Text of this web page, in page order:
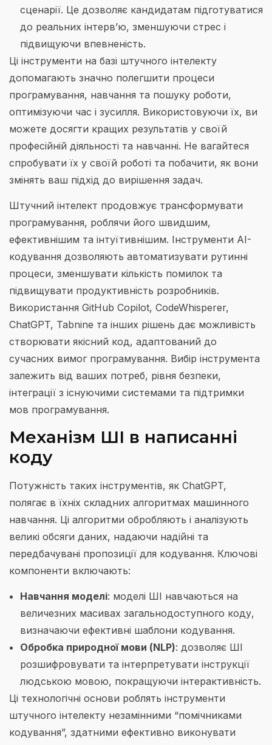
сценарії. Це дозволяє кандидатам підготуватися
до реальних інтерв’ю, зменшуючи стрес і
підвищуючи впевненість.
Ці інструменти на базі штучного інтелекту
допомагають значно полегшити процеси
програмування, навчання та пошуку роботи,
оптимізуючи час і зусилля. Використовуючи їх, ви
можете досягти кращих результатів у своїй
професійній діяльності та навчанні. Не вагайтеся
спробувати їх у своїй роботі та побачити, як вони
змінять ваш підхід до вирішення задач.
Штучний інтелект продовжує трансформувати
програмування, роблячи його швидшим,
ефективнішим та інтуїтивнішим. Інструменти AI-
кодування дозволяють автоматизувати рутинні
процеси, зменшувати кількість помилок та
підвищувати продуктивність розробників.
Використання GitHub Copilot, CodeWhisperer,
ChatGPT, Tabnine та інших рішень дає можливість
створювати якісний код, адаптований до
сучасних вимог програмування. Вибір інструмента
залежить від ваших потреб, рівня безпеки,
інтеграції з існуючими системами та підтримки
мов програмування.
Механізм ШІ в написанні
коду
Потужність таких інструментів, як ChatGPT,
полягає в їхніх складних алгоритмах машинного
навчання. Ці алгоритми обробляють і аналізують
великі обсяги даних, надаючи надійні та
передбачувані пропозиції для кодування. Ключові
компоненти включають:
Навчання моделі: моделі ШІ навчаються на
величезних масивах загальнодоступного коду,
визначаючи ефективні шаблони кодування.
Обробка природної мови (NLP): дозволяє ШІ
розшифровувати та інтерпретувати інструкції
людською мовою, покращуючи інтерактивність.
Ці технологічні основи роблять інструменти
штучного інтелекту незамінними “помічниками
кодування”, здатними ефективно виконувати